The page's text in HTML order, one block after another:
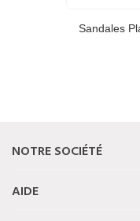
Sandales
NOTRE SOCIÉTÉ
AIDE